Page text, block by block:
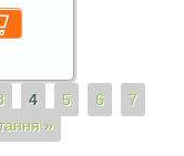
4 5 6
7
»